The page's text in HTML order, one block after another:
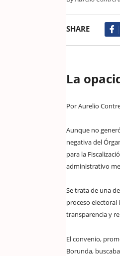
SHARE
La
Por Aurelio
Aunque no
negativa del
para la
administrativo
Se trata de una
proceso
transparencia y
El convenio,
Borunda,